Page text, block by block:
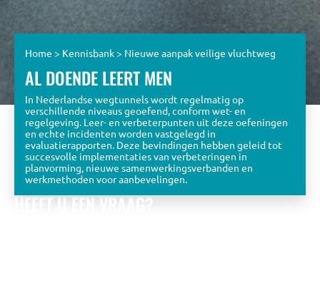
Home > Kennisbank> Nieuwe aanpak veilige vluchtweg
AL DOENDE LEERT MEN
In Nederlandse wegtunnels wordt regelmatig op
verschillende niveaus geoefend, conform wet- en
regelgeving. Leer- en verbeterpunten uit deze oefeningen
en echte incidenten worden vastgelegd in
evaluatierapporten. Deze bevindingen hebben geleid tot
succesvolle implementaties van verbeteringen in
planvorming, nieuwe samenwerkingsverbanden en
werkmethoden voor aanbevelingen.
HEEFT U EEN VRAAG?